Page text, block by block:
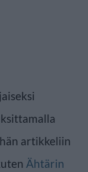
artikkeliin
Ähtärin